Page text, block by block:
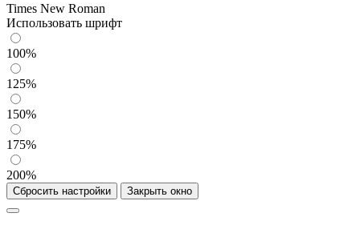
Times New Roman
Использовать шрифт
100%
125%
150%
175%
200%
Сбросить настройки Закрыть окно